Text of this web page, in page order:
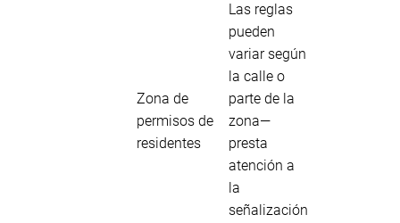
Zona de
permisos de
residentes
Las reglas
pueden
variar según
la calle o
parte de la
zona—
presta
atención a
la
señalización